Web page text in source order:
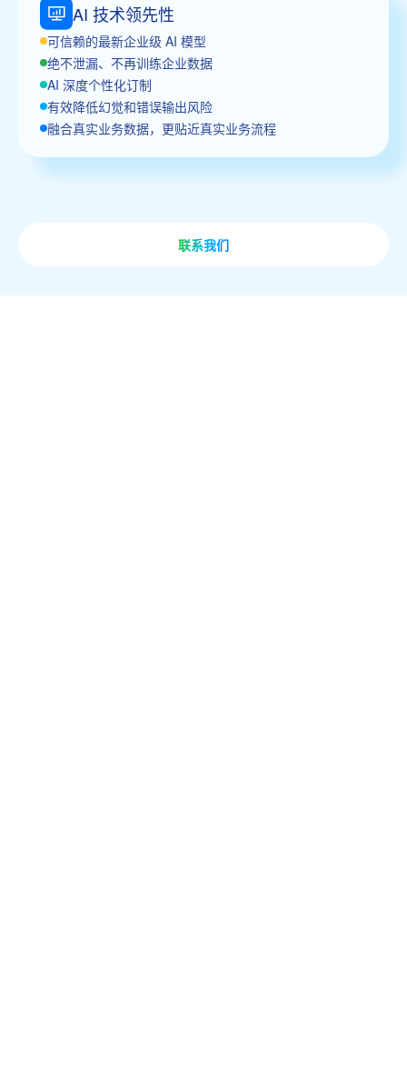
AI 技术领先性
可信赖的最新企业级 AI 模型
绝不泄漏、不再训练企业数据
AI 深度个性化订制
有效降低幻觉和错误输出风险
融合真实业务数据，更贴近真实业务流程
联系我们